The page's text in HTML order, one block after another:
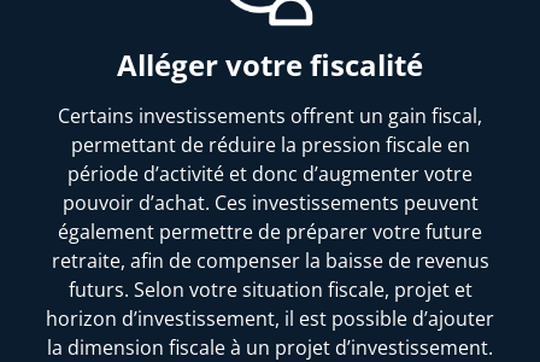
Alléger votre fiscalité
Certains investissements offrent un gain fiscal,
permettant de réduire la pression fiscale en
période d’activité et donc d’augmenter votre
pouvoir d’achat. Ces investissements peuvent
également permettre de préparer votre future
retraite, afin de compenser la baisse de revenus
futurs. Selon votre situation fiscale, projet et
horizon d’investissement, il est possible d’ajouter
la dimension fiscale à un projet d’investissement.